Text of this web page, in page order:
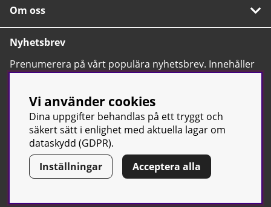
Om oss
Nyhetsbrev
Prenumerera på vårt populära nyhetsbrev. Innehåller
tips, nyheter och våra allra bästa erbjudanden.
© Sport & Gym Butiken JTC AB | Kontakta oss| All rights reserved
| Org.nr: 556668-7058 | Tel: 0500-42 87 00
Vi använder cookies
Dina uppgifter behandlas på ett tryggt och
säkert sätt i enlighet med aktuella lagar om
dataskydd (GDPR).
Inställningar
Acceptera alla